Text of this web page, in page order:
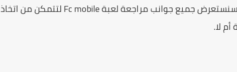
سنستعرض جميع جوانبمراجعة لعبة Fc mobile
لتتمكن من اتخاذ
لا.